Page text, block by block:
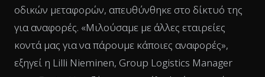
οδικών μεταφορών, απευθύνθηκε στο δίκτυό της
για αναφορές. «Μιλούσαμε με άλλες εταιρείες
κοντά μας για να πάρουμε κάποιες αναφορές»,
εξηγεί η Lilli Nieminen, Group Logistics Manager